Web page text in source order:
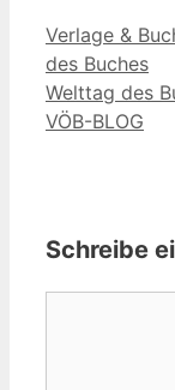
Kategorien
Verlage &
des Buches
Welttag des
VÖB-BLOG
Schreibe